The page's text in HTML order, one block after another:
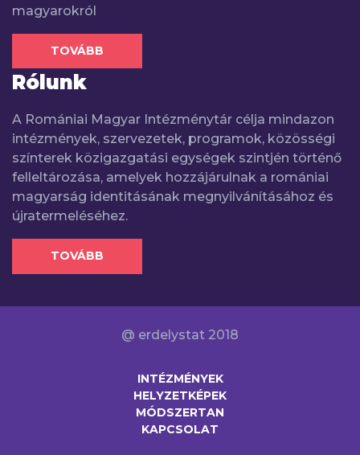
magyarokról
TOVÁBB
Rólunk
A Romániai Magyar Intézménytár célja mindazon
intézmények, szervezetek, programok, közösségi
színterek közigazgatási egységek szintjén történő
felleltározása, amelyek hozzájárulnak a romániai
magyarság identitásának megnyilvánításához és
újratermeléséhez.
TOVÁBB
@ erdelystat 2018
INTÉZMÉNYEK
HELYZETKÉPEK
MÓDSZERTAN
KAPCSOLAT